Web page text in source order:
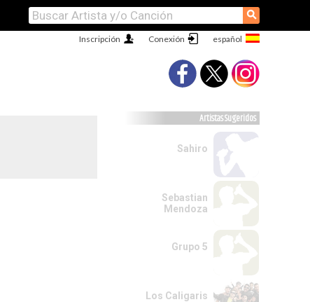
⚲
Conexión
Inscripción
Artistas Sugeridos
Sahiro
Sebastian
Mendoza
Grupo 5
Los Caligaris